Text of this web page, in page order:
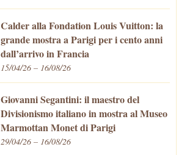
Calder alla Fondation Louis Vuitton: la
grande mostra a Parigi per i cento anni
dall’arrivo in Francia
15/04/26 – 16/08/26
Giovanni Segantini: il maestro del
Divisionismo italiano in mostra al Museo
Marmottan Monet di Parigi
29/04/26 – 16/08/26